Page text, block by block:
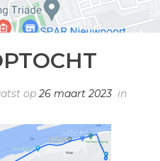
op 26 maart 2023 in